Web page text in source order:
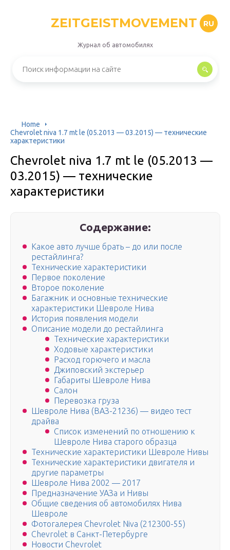
ZEITGEISTMOVEMENT RU
Журнал об автомобилях
Home
Chevrolet niva 1.7 mt le (05.2013 — 03.2015) — технические
характеристики
Chevrolet niva 1.7 mt le (05.2013 —
03.2015) — технические
характеристики
Содержание:
Какое авто лучше брать – до или после
рестайлинга?
Технические характеристики
Первое поколение
Второе поколение
Багажник и основные технические
характеристики Шевроле Нива
История появления модели
Описание модели до рестайлинга
Технические характеристики
Ходовые характеристики
Расход горючего и масла
Джиповский экстерьер
Габариты Шевроле Нива
Салон
Перевозка груза
Шевроле Нива (ВАЗ-21236) — видео тест
драйва
Список изменений по отношению к
Шевроле Нива старого образца
Технические характеристики Шевроле Нивы
Технические характеристики двигателя и
другие параметры
Шевроле Нива 2002 — 2017
Предназначение УАЗа и Нивы
Общие сведения об автомобилях Нива
Шевроле
Фотогалерея Chevrolet Niva (212300-55)
Chevrolet в Санкт-Петербурге
Новости Chevrolet